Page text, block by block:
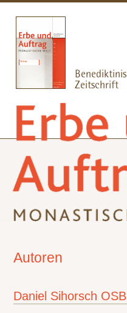
Autoren
Daniel Sihorsch OSB